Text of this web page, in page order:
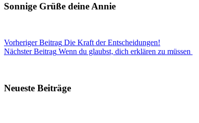
Sonnige Grüße deine Annie
VorherigerBeitrag Die Kraft der Entscheidungen!
NächsterBeitrag Wenn du glaubst, dich erklären zu müssen
Neueste Beiträge